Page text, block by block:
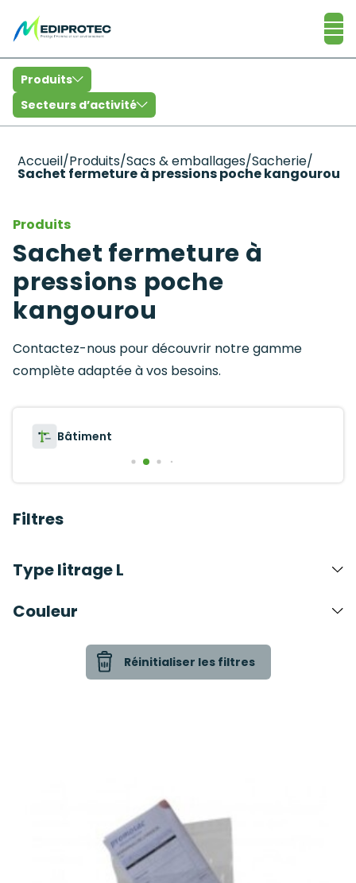
Secteurs d’activité
Produits
Accueil/Produits/Sacs & emballages/Sacherie/
Sachet fermeture à pressions poche kangourou
Produits
Sachet fermeture à
pressions poche
kangourou
Contactez-nous pour découvrir notre gamme
complète adaptée à vos besoins.
Collectivités
Filtres
Type litrage L
Couleur
Réinitialiser les filtres